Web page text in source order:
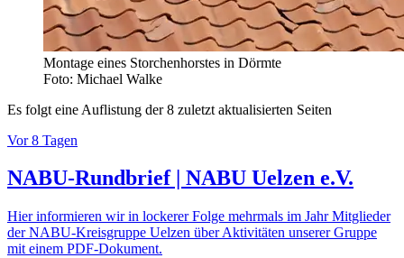
Montage eines Storchenhorstes in Dörmte
Foto: Michael Walke
Es folgt eine Auflistung der 8 zuletzt aktualisierten Seiten
Vor 8 Tagen
NABU-Rundbrief | NABU Uelzen e.V.
Hier informieren wir in lockerer Folge mehrmals im Jahr Mitglieder
der NABU-Kreisgruppe Uelzen über Aktivitäten unserer Gruppe
mit einem PDF-Dokument.